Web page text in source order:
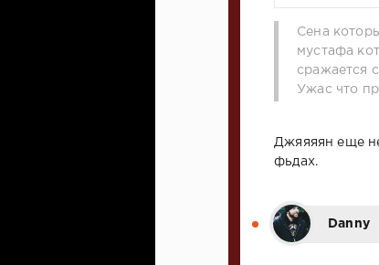
Сена
мустафа
сражается
Ужас что
Джяяяян еще
фьдах.
Danny